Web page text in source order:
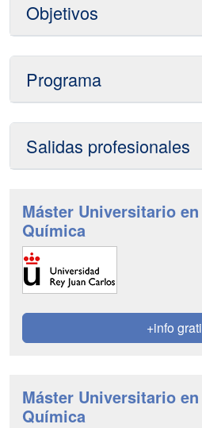
Objetivos
Programa
Salidas profesionales
Máster Universitario
Química
+info
Máster Universitario
Química